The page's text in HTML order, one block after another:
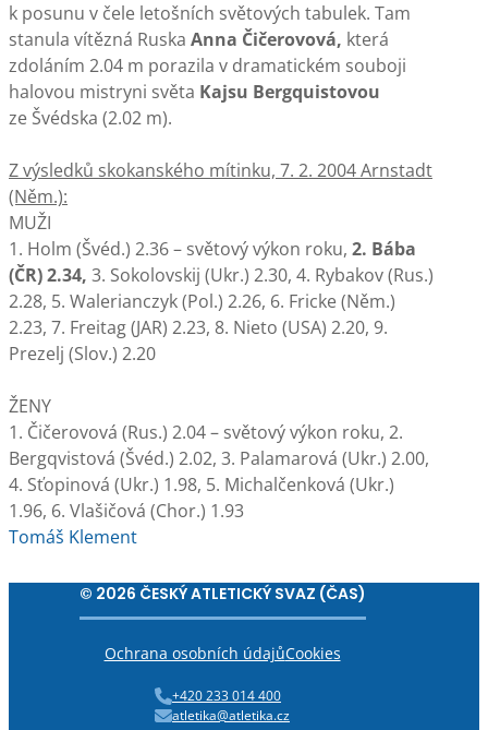
k posunu v čele letošních světových tabulek. Tam
stanula vítězná Ruska Anna Čičerovová, která
zdoláním 2.04 m porazila v dramatickém souboji
halovou mistryni světa Kajsu Bergquistovou
ze Švédska (2.02 m).
Z výsledků skokanského mítinku, 7. 2. 2004 Arnstadt
(Něm.):
MUŽI
1. Holm (Švéd.) 2.36 – světový výkon roku, 2. Bába
(ČR) 2.34, 3. Sokolovskij (Ukr.) 2.30, 4. Rybakov (Rus.)
2.28, 5. Walerianczyk (Pol.) 2.26, 6. Fricke (Něm.)
2.23, 7. Freitag (JAR) 2.23, 8. Nieto (USA) 2.20, 9.
Prezelj (Slov.) 2.20
ŽENY
1. Čičerovová (Rus.) 2.04 – světový výkon roku, 2.
Bergqvistová (Švéd.) 2.02, 3. Palamarová (Ukr.) 2.00,
4. Sťopinová (Ukr.) 1.98, 5. Michalčenková (Ukr.)
1.96, 6. Vlašičová (Chor.) 1.93
Tomáš Klement
© 2026 ČESKÝ ATLETICKÝ SVAZ (ČAS)
Ochrana osobních údajůCookies
+420 233 014 400
atletika@atletika.cz